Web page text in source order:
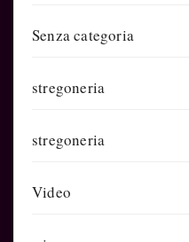
Senza categoria
stregoneria
stregoneria
Video